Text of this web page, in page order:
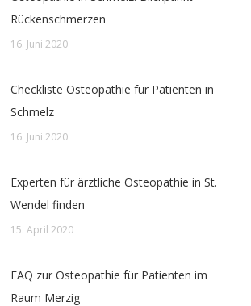
Rückenschmerzen
16. Juni 2020
Checkliste Osteopathie für Patienten in
Schmelz
16. Juni 2020
Experten für ärztliche Osteopathie in St.
Wendel finden
15. April 2020
FAQ zur Osteopathie für Patienten im
Raum Merzig